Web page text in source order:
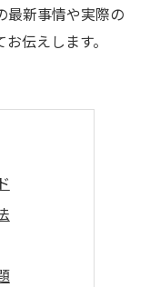
最新事情や実際の
伝えします。